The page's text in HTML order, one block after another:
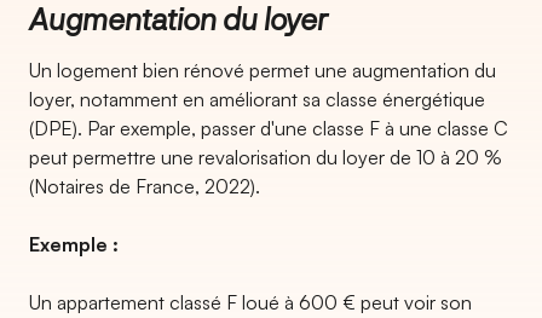
Augmentation du loyer
Un logement bien rénové permet une augmentation du
loyer, notamment en améliorant sa classe énergétique
(DPE). Par exemple, passer d'une classe F à une classe C
peut permettre une revalorisation du loyer de 10 à 20 %
(Notaires de France, 2022).
Exemple :
Un appartement classé F loué à 600 € peut voir son